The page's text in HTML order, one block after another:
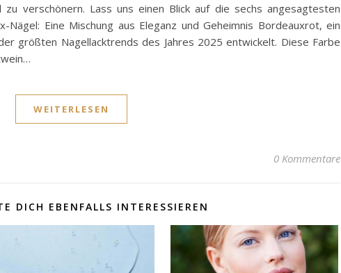
verschönern. Lass uns einen Blick auf die sechs angesagtesten
Nägel: Eine Mischung aus Eleganz und Geheimnis Bordeauxrot, ein
größten Nagellacktrends des Jahres 2025 entwickelt. Diese Farbe
WEITERLESEN
0 Kommentare
DICH EBENFALLS INTERESSIEREN